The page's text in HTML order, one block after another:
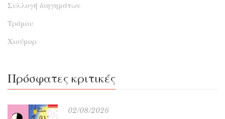
Συλλογή διηγημάτων
Τρόμου
Χιούμορ
Πρόσφατες κριτικές
02/08/2026